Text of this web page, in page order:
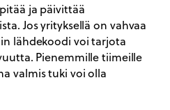
ja päivittää
Jos yrityksellä on vahvaa
lähdekoodi voi tarjota
Pienemmille tiimeille
valmis tuki voi olla